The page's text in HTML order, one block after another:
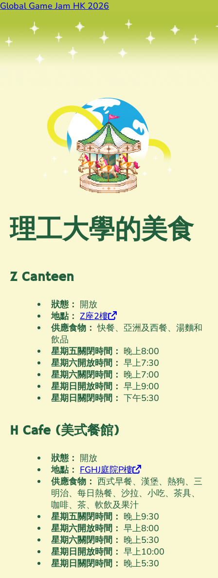
Global Game Jam HK 2026
理工大學的美食
Z Canteen
狀態： 開放
地點： Z座2樓
供應食物： 快餐、亞洲及西餐、湯麵和
飲品
星期五關閉時間： 晚上8:00
星期六開放時間： 早上7:30
星期六關閉時間： 晚上7:00
星期日開放時間： 早上9:00
星期日關閉時間： 下午5:30
H Cafe (美式餐館)
狀態： 開放
地點： FGHJ庭院P樓
供應食物： 西式早餐、漢堡、熱狗、三
明治、每日熱餐、沙拉、小吃、茶具、
咖啡、茶、軟飲及果汁
星期五關閉時間： 晚上9:30
星期六開放時間： 早上8:00
星期六關閉時間： 晚上5:30
星期日開放時間： 早上10:00
星期日關閉時間： 晚上5:30